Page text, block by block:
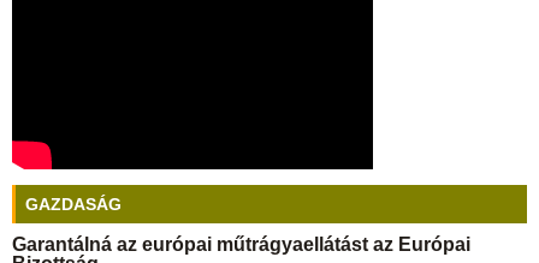
GAZDASÁG
Garantálná az európai műtrágyaellátást az Európai